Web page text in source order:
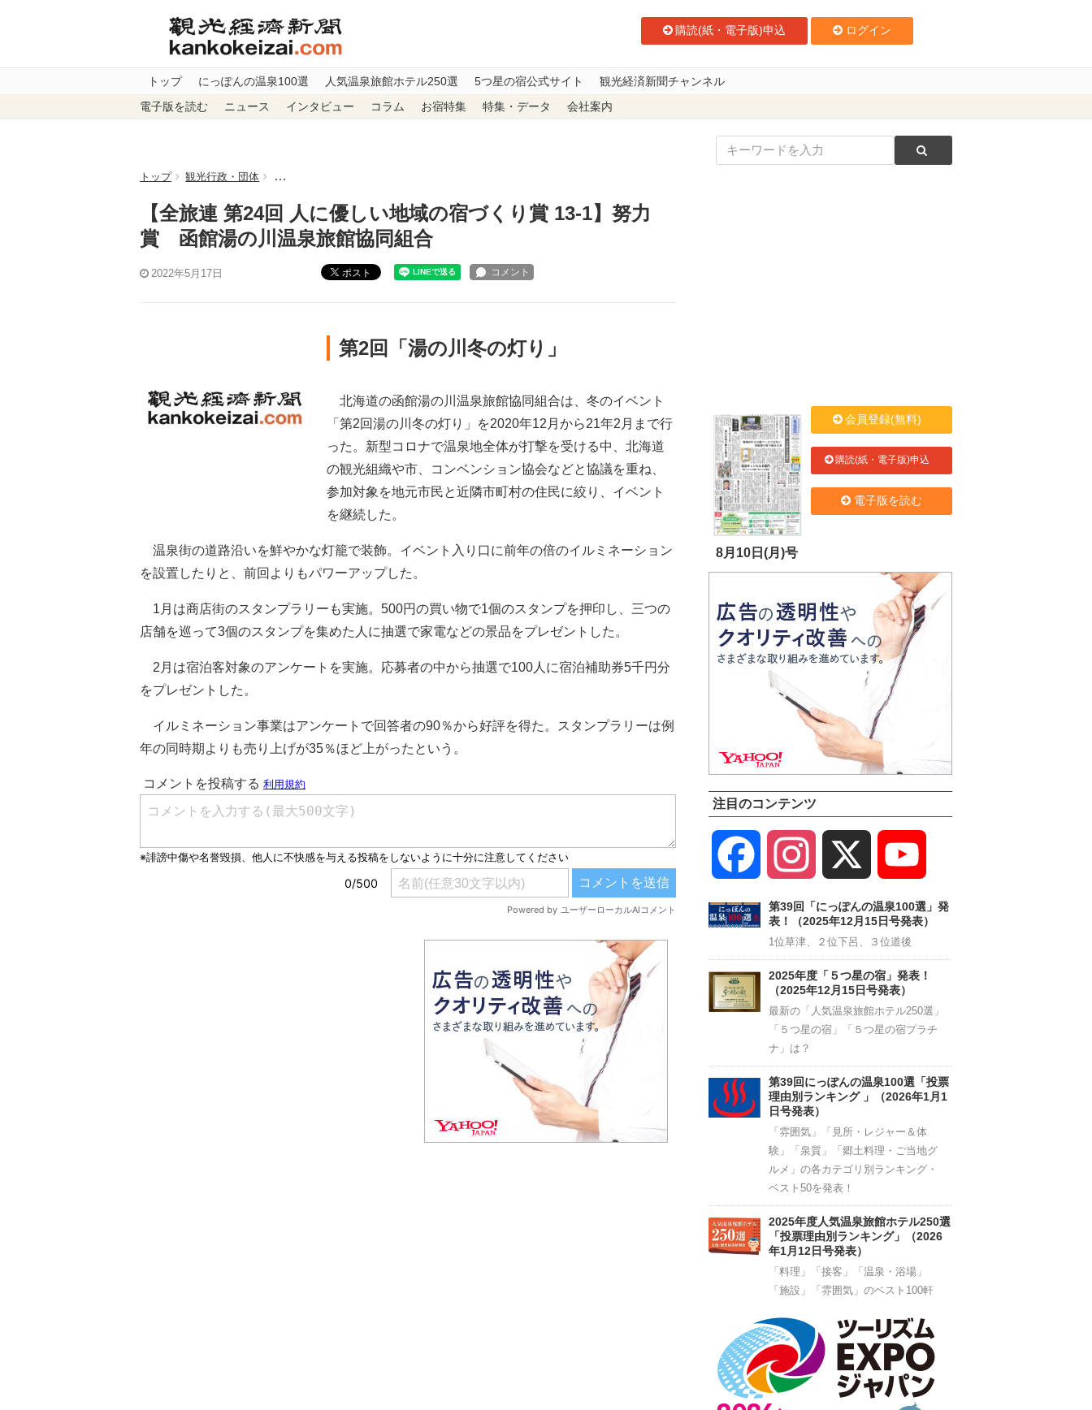
購読(紙・電子版)申込 ログイン
トップ にっぽんの温泉100選 人気温泉旅館ホテル250選 5つ星の宿公式サイト 観光経済新聞チャンネル
電子版を読む ニュース インタビュー コラム お宿特集 特集・データ 会社案内
トップ 観光行政・団体 【全旅連 第24回 人に優しい地域の宿づくり賞 13-1】努力賞 函館湯の川温泉旅館協同組合
【全旅連 第24回 人に優しい地域の宿づくり賞 13-1】努力
賞 函館湯の川温泉旅館協同組合
2022年5月17日 ポスト
第2回「湯の川冬の灯り」
北海道の函館湯の川温泉旅館協同組合は、冬のイベント
「第2回湯の川冬の灯り」を2020年12月から21年2月まで行
った。新型コロナで温泉地全体が打撃を受ける中、北海道
の観光組織や市、コンベンション協会などと協議を重ね、
参加対象を地元市民と近隣市町村の住民に絞り、イベント
を継続した。
温泉街の道路沿いを鮮やかな灯籠で装飾。イベント入り口に前年の倍のイルミネーション
を設置したりと、前回よりもパワーアップした。
1月は商店街のスタンプラリーも実施。500円の買い物で1個のスタンプを押印し、三つの
店舗を巡って3個のスタンプを集めた人に抽選で家電などの景品をプレゼントした。
2月は宿泊客対象のアンケートを実施。応募者の中から抽選で100人に宿泊補助券5千円分
をプレゼントした。
イルミネーション事業はアンケートで回答者の90％から好評を得た。スタンプラリーは例
年の同時期よりも売り上げが35％ほど上がったという。
8月10日(月)号
会員登録(無料)
購読(紙・電子版)申込
電子版を読む
注目のコンテンツ
Facebook Instagram
Channel
第39回「にっぽんの温泉100選」発
表！（2025年12月15日号発表）
1位草津、２位下呂、３位道後
2025年度「５つ星の宿」発表！
（2025年12月15日号発表）
最新の「人気温泉旅館ホテル250選」
「５つ星の宿」「５つ星の宿プラチ
ナ」は？
第39回にっぽんの温泉100選「投票
理由別ランキング 」（2026年1月1
日号発表）
「雰囲気」「見所・レジャー＆体
験」「泉質」「郷土料理・ご当地グ
ルメ」の各カテゴリ別ランキング・
ベスト50を発表！
2025年度人気温泉旅館ホテル250選
「投票理由別ランキング」（2026
年1月12日号発表）
「料理」「接客」「温泉・浴場」
「施設」「雰囲気」のベスト100軒